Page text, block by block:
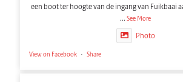
een boot ter hoogte van de ingang van Fuikbaai
...See More
Photo
View on Facebook · Share